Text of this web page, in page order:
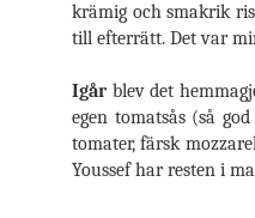
krämig och smakrik
till efterrätt. Det var
Igårblev det
egen tomatsås (så
tomater, färsk
Youssef har resten i